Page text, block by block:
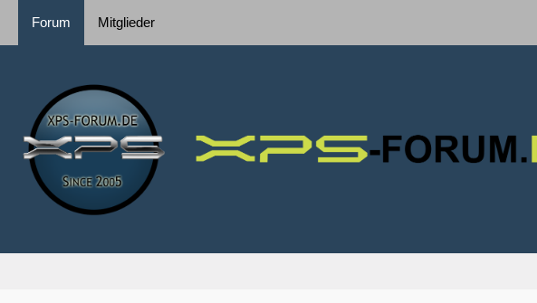
Forum Mitglieder